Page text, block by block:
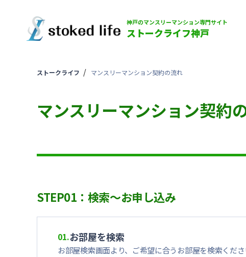
神戸のマンスリーマンション専門サイト
ストークライフ神戸
ストークライフ マンスリーマンション契約の流れ
マンスリーマンション契約
STEP01：検索〜お申し込み
01.お部屋を検索
お部屋検索画面より、ご希望に合うお部屋を検索くださ